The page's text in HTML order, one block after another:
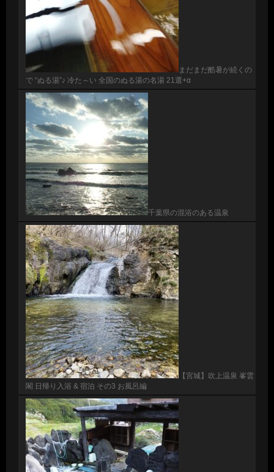
まだまだ酷暑が続くの
で “ぬる湯”♪ 冷た～い 全国のぬる湯の名湯 21選+α
千葉県の混浴のある温泉
【宮城】吹上温泉 峯雲
閣 日帰り入浴 & 宿泊 その3 お風呂編